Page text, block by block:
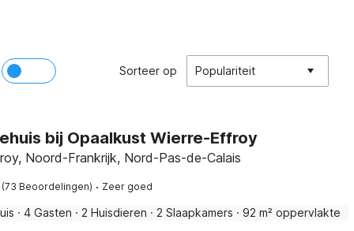
Sorteer op Populariteit
bij Opaalkust Wierre-Effroy
Noord-Frankrijk, Nord-Pas-de-Calais
(73 Beoordelingen) · Zeer goed
· 4 Gasten · 2 Huisdieren · 2 Slaapkamers · 92 m² oppervlakte